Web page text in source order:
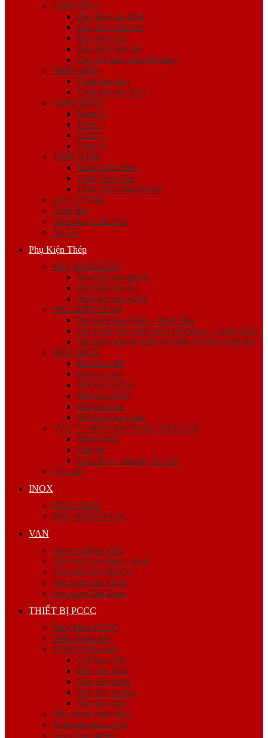
THÉP ỐNG
Ống thép mạ kẽm
Ống thép hàn đen
Ống thép đúc
Ống thép siêu âm
Ống lốc theo đơn đặt hàng
THÉP HỘP
Thép hộp đen
Thép hộp mạ kẽm
THÉP HÌNH
Thép U
Thép I
Thép V
Thép H
THÉP TẤM
Thép Tấm Trơn
Thép Tấm Gân
Thép Tấm Nhập Khẩu
Cọc Cừ Thép
Thép Đặc
Thép Ray Cầu Trục
Xà Gồ
Phụ Kiện Thép
PHỤ KIỆN REN
Phụ kiện ren Mech
Phụ kiện ren K1
Phụ kiện ren giá rẻ
PHỤ KIỆN HÀN
Phụ kiện hàn FKK – Nhật Bản
Phụ Kiện Hàn Jinil bend (Dybend) – Hàn Quốc
Phụ kiện hàn SCH20 SCH40 SCH80 SCH160
MẶT BÍCH
Mặt bích JIS
Mặt bích BS
Mặt bích ANSI
Mặt bích DIN
Mặt bích mù
Mặt bích gia công
VẬT TƯ KHOAN NHỒI, SIÊU ÂM
Măng sông
Nắp bịt
Kẽm buộc, bulong, ốc viss
Cóc nối
INOX
ỐNG INOX
PHỤ KIỆN INOX
VAN
Van ren Minh Hòa
Van ren Giacomini – Italy
Van mặt bích Shin Yi
Van gang hàn Quốc
Van gang Đài Loan
THIẾT BỊ PCCC
Ống Thép PCCC
Bình chữa cháy
Thiết bị báo cháy
Còi báo cháy
Đầu báo khói
Đầu báo nhiệt
Đèn báo phòng
Nút báo cháy
Đầu phun chữa cháy
Trung tâm báo cháy
Van công nghiệp